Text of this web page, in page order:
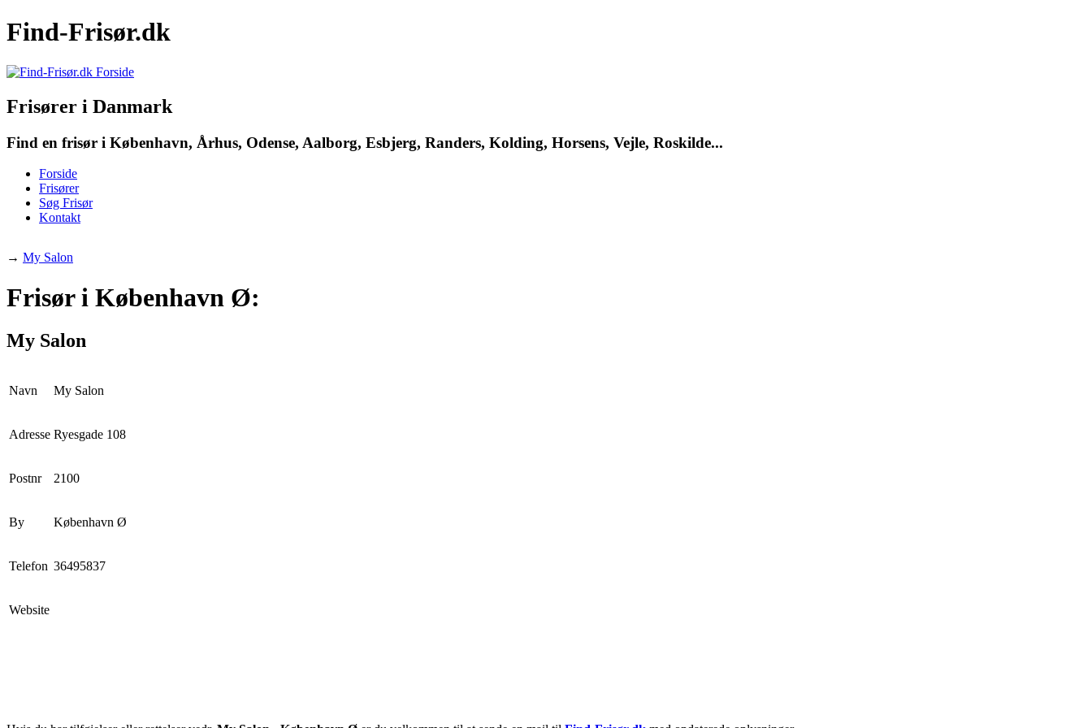
Find-Frisør.dk
Frisører i Danmark
Find en frisør i København, Århus, Odense, Aalborg, Esbjerg, Randers, Kolding, Horsens, Vejle, Roskilde...
Forside
Frisører
Søg Frisør
Kontakt
→ My Salon
Frisør i København Ø:
My Salon
Navn My Salon
Adresse Ryesgade 108
Postnr 2100
By København Ø
Telefon 36495837
Website